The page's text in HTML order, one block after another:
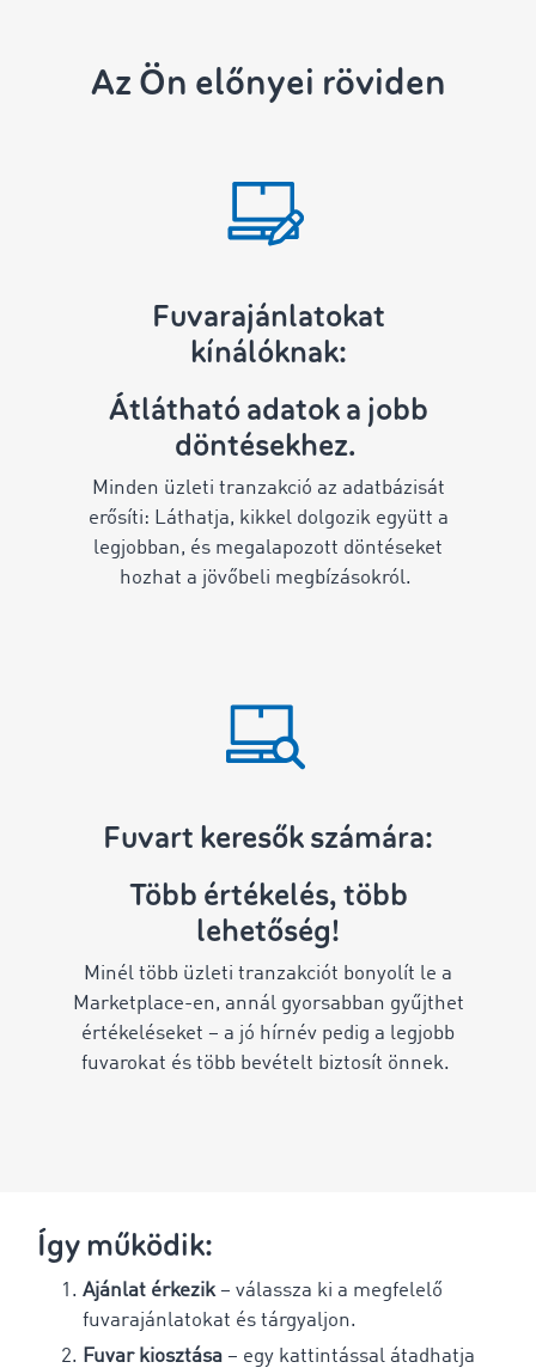
Az Ön előnyei röviden
Fuvarajánlatokat
kínálóknak:
Átlátható adatok a jobb
döntésekhez.
Minden üzleti tranzakció az adatbázisát
erősíti: Láthatja, kikkel dolgozik együtt a
legjobban, és megalapozott döntéseket
hozhat a jövőbeli megbízásokról.
Fuvart keresők számára:
Több értékelés, több
lehetőség!
Minél több üzleti tranzakciót bonyolít le a
Marketplace-en, annál gyorsabban gyűjthet
értékeléseket – a jó hírnév pedig a legjobb
fuvarokat és több bevételt biztosít önnek.
Így működik:
Ajánlat érkezik– válassza ki a megfelelő
fuvarajánlatokat és tárgyaljon.
Fuvar kiosztása – egy kattintással átadhatja